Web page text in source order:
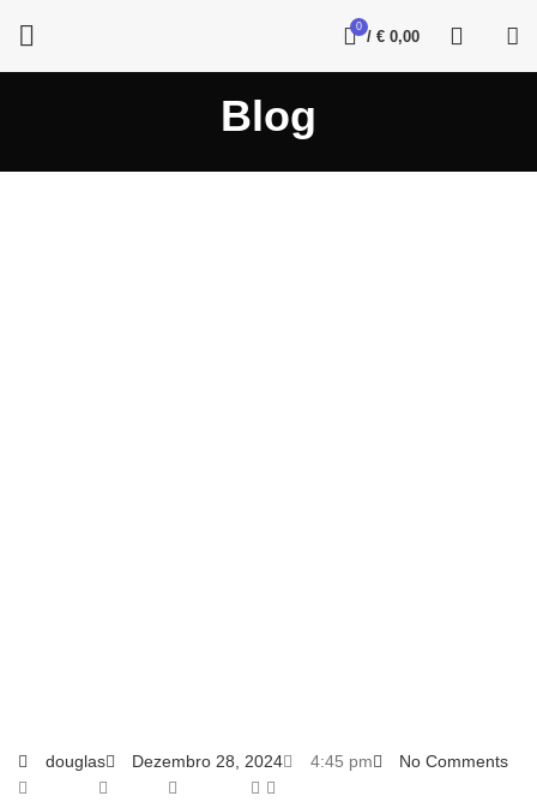
0
/ € 0,00
Blog
douglas Dezembro 28, 2024 4:45 pm No Comments